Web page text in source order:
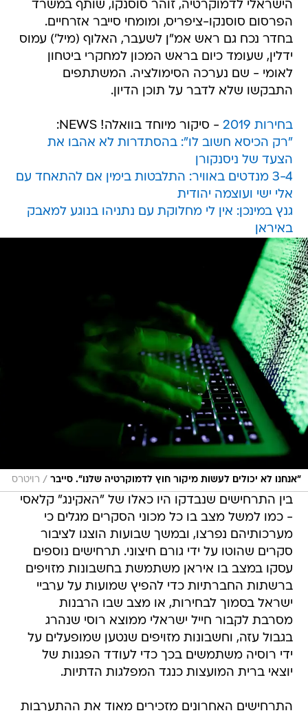
הישראלי לדמוקרטיה, זוהר סוסנקו, שותף במשרד
הפרסום סוסנקו-ציפריס, ומומחי סייבר אזרחיים.
בחדר נכח גם ראש אמ"ן לשעבר, האלוף (מיל') עמוס
ידלין, שעומד כיום בראש המכון למחקרי ביטחון
לאומי - שם נערכה הסימולציה. המשתתפים
התבקשו שלא לדבר על תוכן הדיון.
בחירות 2019
- סיקור מיוחד בוואלה! NEWS:
"רק הכיסא חשוב לו": בהסתדרות לא אהבו את
הצעד של ניסנקורן
3-4 מנדטים באוויר: התלבטות בימין אם להתאחד עם
אלי ישי ועוצמה יהודית
גנץ במינכן: אין לי מחלוקת עם נתניהו בנוגע למאבק
באיראן
"אנחנו לא יכולים לעשות מיקור חוץ לדמוקרטיה שלנו". סייבר / רויטרס
בין התרחישים שנבדקו היו כאלו של "האקינג" קלאסי
- כמו למשל מצב בו כל מכוני הסקרים מגלים כי
מערכותיהם נפרצו, ובמשך שבועות הוצגו לציבור
סקרים שהוטו על ידי גורם חיצוני. תרחישים נוספים
עסקו במצב בו איראן משתמשת בחשבונות מזויפים
ברשתות החברתיות כדי להפיץ שמועות על ערביי
ישראל בסמוך לבחירות, או מצב שבו הרבנות
מסרבת לקבור חייל ישראלי ממוצא רוסי שנהרג
בגבול עזה, וחשבונות מזויפים שנטען שמופעלים על
ידי רוסיה משתמשים בכך כדי לעודד הפגנות של
יוצאי ברית המועצות כנגד המפלגות הדתיות.
התרחישים האחרונים מזכירים מאוד את ההתערבות